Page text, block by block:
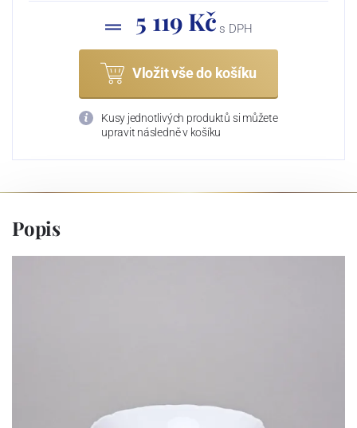
5 119 Kč s DPH
Vložit vše do košíku
Kusy jednotlivých produktů si můžete
upravit následně v košíku
Popis